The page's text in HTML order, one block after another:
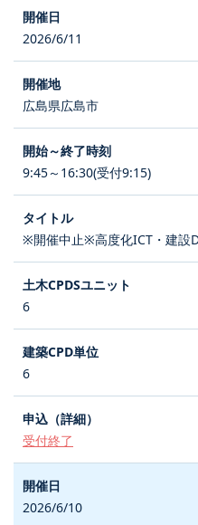
2026/6/11
広島県広島市
9:45～16:30(受付9:15)
※開催中止※高度化ICT・建設
6
6
受付終了
2026/6/10